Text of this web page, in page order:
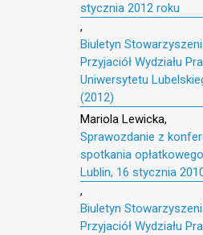
stycznia 2012 roku
,
Biuletyn
Przyjaciół Wydziału
Uniwersytetu
(2012)
Mariola Lewicka,
Sprawozdanie z
spotkania
Lublin, 16 stycznia
,
Biuletyn
Przyjaciół Wydziału